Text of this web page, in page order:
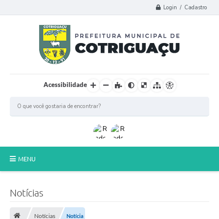
Login / Cadastro
Acessibilidade
MENU
Notícias
Notícias Notícia